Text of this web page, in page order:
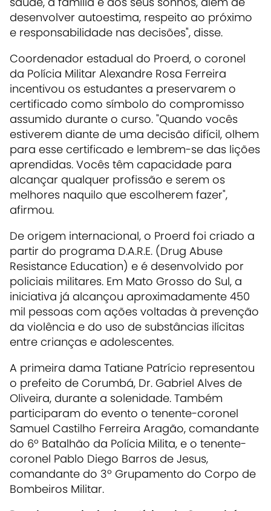
desenvolver autoestima, respeito ao próximo
e responsabilidade nas decisões", disse.
Coordenador estadual do Proerd, o coronel
da Polícia Militar Alexandre Rosa Ferreira
incentivou os estudantes a preservarem o
certificado como símbolo do compromisso
assumido durante o curso. "Quando vocês
estiverem diante de uma decisão difícil, olhem
para esse certificado e lembrem-se das lições
aprendidas. Vocês têm capacidade para
alcançar qualquer profissão e serem os
melhores naquilo que escolherem fazer",
afirmou.
De origem internacional, o Proerd foi criado a
partir do programa D.A.R.E. (Drug Abuse
Resistance Education) e é desenvolvido por
policiais militares. Em Mato Grosso do Sul, a
iniciativa já alcançou aproximadamente 450
mil pessoas com ações voltadas à prevenção
da violência e do uso de substâncias ilícitas
entre crianças e adolescentes.
A primeira dama Tatiane Patrício representou
o prefeito de Corumbá, Dr. Gabriel Alves de
Oliveira, durante a solenidade. Também
participaram do evento o tenente-coronel
Samuel Castilho Ferreira Aragão, comandante
do 6º Batalhão da Polícia Milita, e o tenente-
coronel Pablo Diego Barros de Jesus,
comandante do 3º Grupamento do Corpo de
Bombeiros Militar.